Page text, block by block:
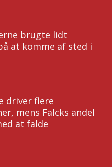
brugte lidt
at komme af sted i
driver flere
mens Falcks andel
at falde